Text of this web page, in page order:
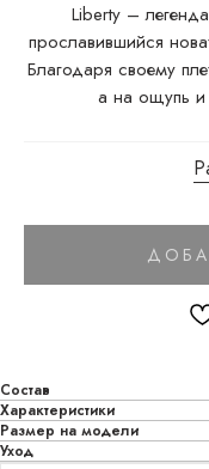
Liberty –
прославившийся
Благодаря своему
а на ощупь и
Состав
Характеристики
Размер на модели
Уход